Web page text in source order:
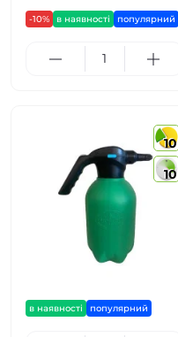
-10% в наявності популярний
10
10
в наявності популярний